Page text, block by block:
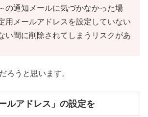
の通知メールに気づかなかった場
用メールアドレスを設定していない
い間に削除されてしまうリスクがあ
ろうと思います。
ルアドレス」の設定を